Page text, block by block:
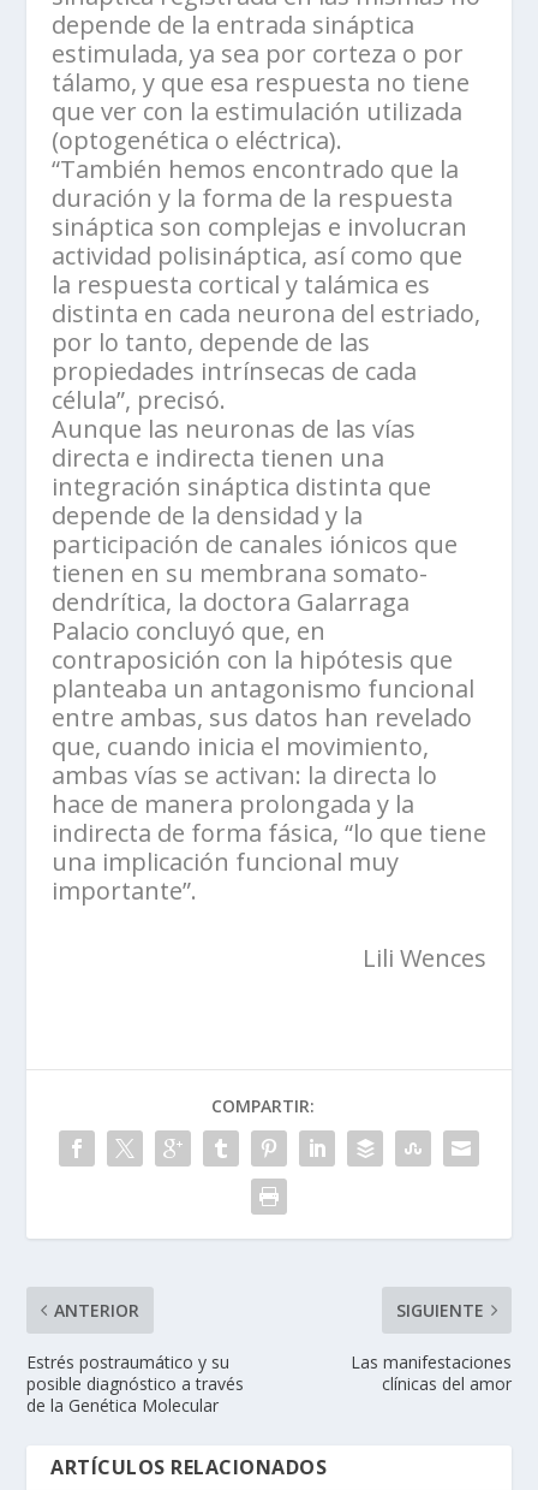
depende de la entrada sináptica
estimulada, ya sea por corteza o por
tálamo, y que esa respuesta no tiene
que ver con la estimulación utilizada
(optogenética o eléctrica).
“También hemos encontrado que la
duración y la forma de la respuesta
sináptica son complejas e involucran
actividad polisináptica, así como que
la respuesta cortical y talámica es
distinta en cada neurona del estriado,
por lo tanto, depende de las
propiedades intrínsecas de cada
célula”, precisó.
Aunque las neuronas de las vías
directa e indirecta tienen una
integración sináptica distinta que
depende de la densidad y la
participación de canales iónicos que
tienen en su membrana somato-
dendrítica, la doctora Galarraga
Palacio concluyó que, en
contraposición con la hipótesis que
planteaba un antagonismo funcional
entre ambas, sus datos han revelado
que, cuando inicia el movimiento,
ambas vías se activan: la directa lo
hace de manera prolongada y la
indirecta de forma fásica, “lo que tiene
una implicación funcional muy
importante”.
Lili Wences
COMPARTIR:
ANTERIOR
Estrés postraumático y su
posible diagnóstico a través
de la Genética Molecular
SIGUIENTE
Las manifestaciones
clínicas del amor
ARTÍCULOS RELACIONADOS